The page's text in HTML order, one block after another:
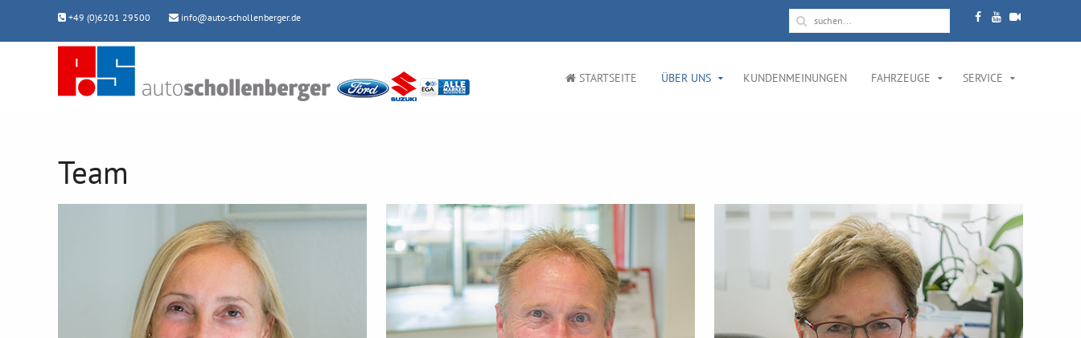
+49 (0)6201 29500 info@auto-schollenberger.de
STARTSEITE ÜBER UNS KUNDENMEINUNGEN FAHRZEUGE SERVICE
Team